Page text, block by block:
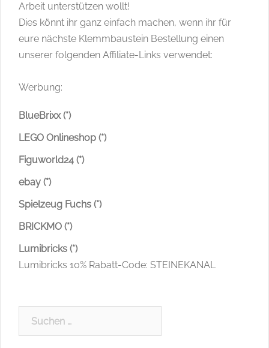
Arbeit unterstützen wollt!
Dies könnt ihr ganz einfach machen, wenn ihr für
eure nächste Klemmbaustein Bestellung einen
unserer folgenden Affiliate-Links verwendet:
Werbung:
BlueBrixx (*)
LEGO Onlineshop (*)
Figuworld24 (*)
ebay (*)
Spielzeug Fuchs (*)
BRICKMO (*)
Lumibricks (*)
Lumibricks 10% Rabatt-Code: STEINEKANAL